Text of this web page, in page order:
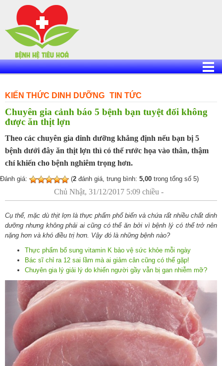
content
KIẾN THỨC DINH DƯỠNG TIN TỨC
Chuyên gia cảnh báo 5 bệnh bạn tuyệt đối không
được ăn thịt lợn
Theo các chuyên gia dinh dưỡng khẳng định nếu bạn bị 5
bệnh dưới đây ăn thịt lợn thì có thể rước họa vào thân, thậm
chí khiến cho bệnh nghiêm trọng hơn.
Đánh giá: (2 đánh giá, trung bình: 5,00 trong tổng số 5)
Chủ Nhật, 31/12/2017 5:09 chiều -
Cụ thể, mặc dù thịt lợn là thực phẩm phổ biến và chứa rất nhiều chất dinh
dưỡng nhưng không phải ai cũng có thể ăn bởi vì bệnh lý có thể trở nên
nặng hơn và khó điều trị hơn. Vậy đó là những bệnh nào?
Thực phẩm bổ sung vitamin K bảo vệ sức khỏe mỗi ngày
Bác sĩ chỉ ra 12 sai lầm mà ai giảm cân cũng có thể gặp!
Chuyên gia lý giải lý do khiến người gầy vẫn bị gan nhiễm mỡ?